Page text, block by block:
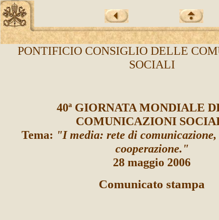
PONTIFICIO CONSIGLIO DELLE
SOCIALI
40ª GIORNATA MONDIALE
COMUNICAZIONI
Tema: "I media: rete di
cooperazione."
28 maggio 2006
Comunicato stampa